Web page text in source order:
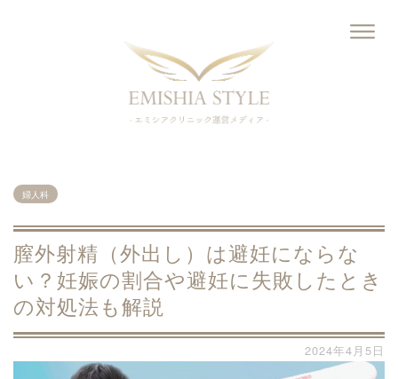
婦人科
膣外射精（外出し）は避妊にならな
い？妊娠の割合や避妊に失敗したとき
の対処法も解説
2024年4月5日